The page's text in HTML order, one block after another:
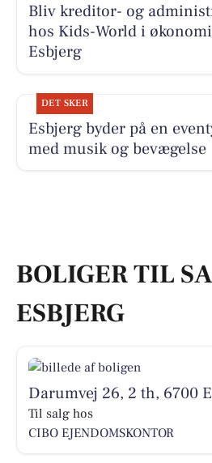
Bliv kreditor- og
hos Kids-World i
Esbjerg
DET SKER
Esbjerg byder på en
med musik og bevægelse
BOLIGER TIL
ESBJERG
Darumvej 26, 2 th, 6700
Til salg hos
CIBO EJENDOMSKONTOR